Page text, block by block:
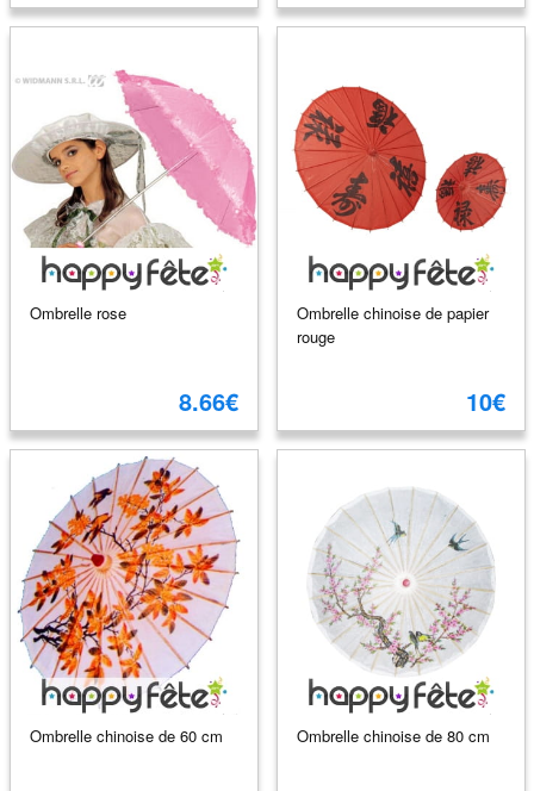
Ombrelle rose
8.66€
Ombrelle chinoise de papier
rouge
10€
Ombrelle chinoise de 60 cm Ombrelle chinoise de 80 cm